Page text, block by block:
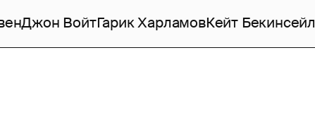
Джон ВойтГарик ХарламовКейт Бекинсейл